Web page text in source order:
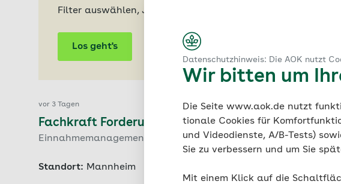
Datenschutzhinweis: Die AOK nutzt
Wir bitten um
Die Seite www.aok.de nutzt
tionale Cookies für
und Videodienste, A/B-Tests)
Sie zu verbessern und um Sie
Mit einem Klick auf die
Filter auswählen, Jobagenten aktivieren und regelmäßig
Los geht's
vor 3 Tagen
Fachkraft Forderungsmanagement
Einnahmemanagement | Vollzeit oder Teilzeit | Unbefristet |
Standort: Mannheim